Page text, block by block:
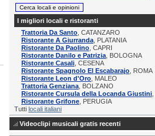
I migliori locali e ristoranti
Trattoria Da Santo , CATANZARO
Ristorante A Giurranda , PLATANIA
Ristorante Da Paolino , CAPRI
Ristorante Danilo e Patrizia , BOLOGNA
Ristorante Casali , CESENA
Ristorante Spagnolo El Escabarajo , ROMA
Ristorante Leon d'Oro , MALEO
Trattoria Genziana , BOLZANO
Ristorante Cursula della Locanda Giustini
Ristorante Grifone , PERUGIA
Tutti locali italiani
Videoclipi musicali gratis recenti